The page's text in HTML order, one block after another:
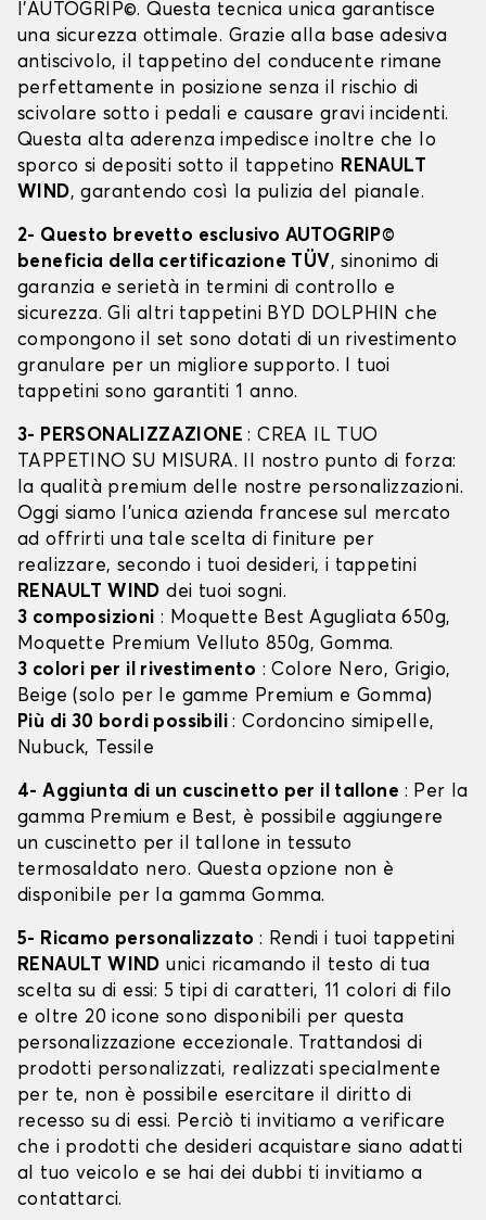
l’AUTOGRIP©. Questa tecnica unica garantisce
una sicurezza ottimale. Grazie alla base adesiva
antiscivolo, il tappetino del conducente rimane
perfettamente in posizione senza il rischio di
scivolare sotto i pedali e causare gravi incidenti.
Questa alta aderenza impedisce inoltre che lo
sporco si depositi sotto il tappetino RENAULT
WIND, garantendo così la pulizia del pianale.
2- Questo brevetto esclusivo AUTOGRIP©
beneficia della certificazione TÜV, sinonimo di
garanzia e serietà in termini di controllo e
sicurezza. Gli altri tappetini BYD DOLPHIN che
compongono il set sono dotati di un rivestimento
granulare per un migliore supporto. I tuoi
tappetini sono garantiti 1 anno.
3- PERSONALIZZAZIONE: CREA IL TUO
TAPPETINO SU MISURA. Il nostro punto di forza:
la qualità premium delle nostre personalizzazioni.
Oggi siamo l’unica azienda francese sul mercato
ad offrirti una tale scelta di finiture per
realizzare, secondo i tuoi desideri, i tappetini
RENAULT WIND dei tuoi sogni.
3 composizioni : Moquette Best Agugliata 650g,
Moquette Premium Velluto 850g, Gomma.
3 colori per il rivestimento : Colore Nero, Grigio,
Beige (solo per le gamme Premium e Gomma)
Più di 30 bordi possibili: Cordoncino simipelle,
Nubuck, Tessile
4- Aggiunta di un cuscinetto per il tallone : Per la
gamma Premium e Best, è possibile aggiungere
un cuscinetto per il tallone in tessuto
termosaldato nero. Questa opzione non è
disponibile per la gamma Gomma.
5- Ricamo personalizzato : Rendi i tuoi tappetini
RENAULT WIND unici ricamando il testo di tua
scelta su di essi: 5 tipi di caratteri, 11 colori di filo
e oltre 20 icone sono disponibili per questa
personalizzazione eccezionale. Trattandosi di
prodotti personalizzati, realizzati specialmente
per te, non è possibile esercitare il diritto di
recesso su di essi. Perciò ti invitiamo a verificare
che i prodotti che desideri acquistare siano adatti
al tuo veicolo e se hai dei dubbi ti invitiamo a
contattarci.